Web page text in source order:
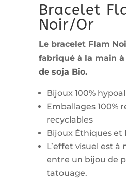
Bracelet
Noir/Or
Le bracelet Flam
fabriqué à la main
de soja Bio.
Bijoux 100%
Emballages 100%
recyclables
Bijoux Éthiques et
L’effet visuel est à
entre un bijou de
tatouage.